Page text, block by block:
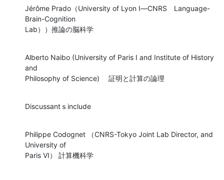
Jérôme Prado（University of Lyon I―CNRS　Language-
Brain-Cognition
Lab））推論の脳科学
Alberto Naibo (University of Paris I and Institute of History
and
Philosophy of Science)　 証明と計算の論理
Discussantｓinclude
Philippe Codognet （CNRS-Tokyo Joint Lab Director, and
University of
Paris VI） 計算機科学